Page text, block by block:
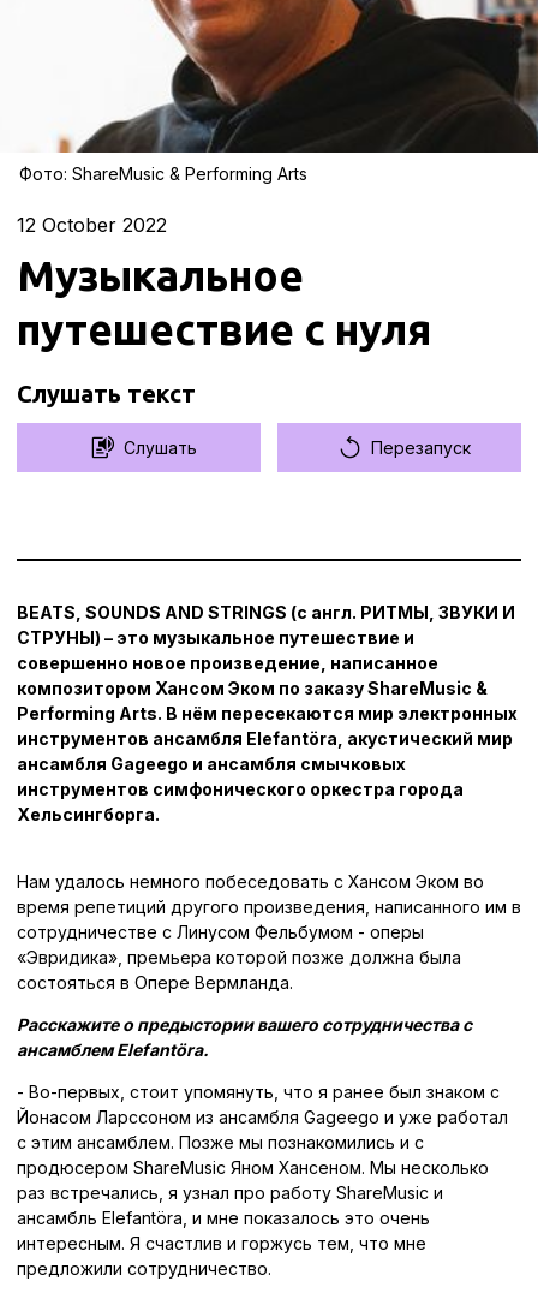
Фото: ShareMusic & Performing Arts
12 October 2022
Музыкальное
путешествие с нуля
Слушать текст
Слушать Перезапуск
BEATS, SOUNDS AND STRINGS (с англ. РИТМЫ, ЗВУКИ И
СТРУНЫ) – это музыкальное путешествие и
совершенно новое произведение, написанное
композитором Хансом Эком по заказу ShareMusic &
Performing Arts. В нём пересекаются мир электронных
инструментов ансамбля Elefantöra, акустический мир
ансамбля Gageego и ансамбля смычковых
инструментов симфонического оркестра города
Хельсингборга.
Нам удалось немного побеседовать с Хансом Эком во
время репетиций другого произведения, написанного им в
сотрудничестве с Линусом Фельбумом - оперы
«Эвридика», премьера которой позже должна была
состояться в Опере Вермланда.
Расскажите о предыстории вашего сотрудничества с
ансамблем Elefantöra.
- Во-первых, стоит упомянуть, что я ранее был знаком с
Йонасом Ларссоном из ансамбля Gageego и уже работал
с этим ансамблем. Позже мы познакомились и с
продюсером ShareMusic Яном Хансеном. Мы несколько
раз встречались, я узнал про работу ShareMusic и
ансамбль Elefantöra, и мне показалось это очень
интересным. Я счастлив и горжусь тем, что мне
предложили сотрудничество.